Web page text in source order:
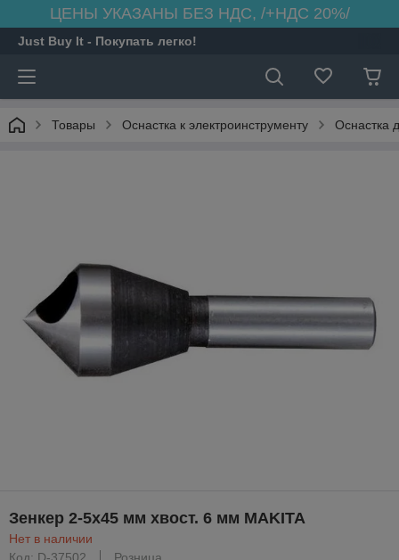
ЦЕНЫ УКАЗАНЫ БЕЗ НДС, /+НДС 20%/
Just Buy It - Покупать легко!
Товары Оснастка к электроинструменту Оснастка
Зенкер 2-5х45 мм хвост. 6 мм MAKITA
Нет в наличии
Код: D-37502
Розница